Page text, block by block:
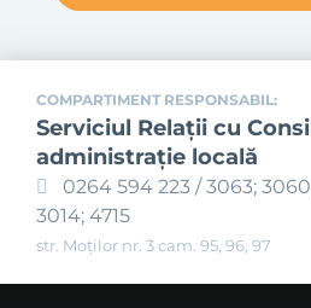
COMPARTIMENT RESPONSABIL:
Serviciul Relaţii cu
administraţie locală
0264 594 223 / 3063;
3014; 4715
str. Moților nr. 3 cam. 95, 96, 97